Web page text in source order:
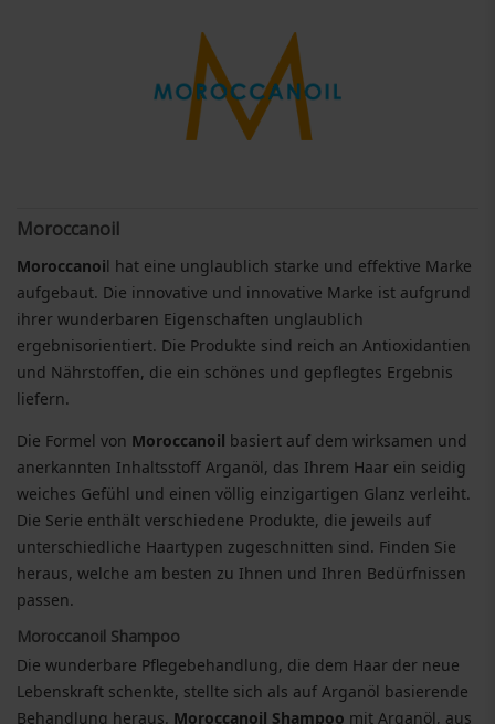
Moroccanoil
Moroccanoil hat eine unglaublich starke und effektive Marke
aufgebaut. Die innovative und innovative Marke ist aufgrund
ihrer wunderbaren Eigenschaften unglaublich
ergebnisorientiert. Die Produkte sind reich an Antioxidantien
und Nährstoffen, die ein schönes und gepflegtes Ergebnis
liefern.
Die Formel von Moroccanoil basiert auf dem wirksamen und
anerkannten Inhaltsstoff Arganöl, das Ihrem Haar ein seidig
weiches Gefühl und einen völlig einzigartigen Glanz verleiht.
Die Serie enthält verschiedene Produkte, die jeweils auf
unterschiedliche Haartypen zugeschnitten sind. Finden Sie
heraus, welche am besten zu Ihnen und Ihren Bedürfnissen
passen.
Moroccanoil Shampoo
Die wunderbare Pflegebehandlung, die dem Haar der neue
Lebenskraft schenkte, stellte sich als auf Arganöl basierende
Behandlung heraus. Moroccanoil Shampoo mit Arganöl, aus